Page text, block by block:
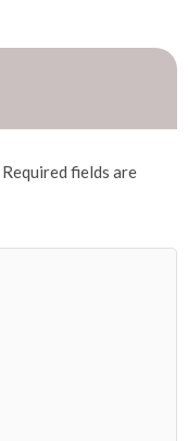
Required fields are